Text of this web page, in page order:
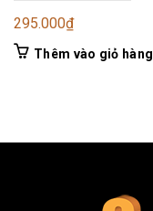
295.000₫
Thêm vào giỏ hàng